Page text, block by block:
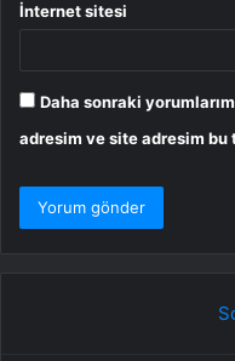
İnternet sitesi
Daha sonraki
adresim ve site adresim bu